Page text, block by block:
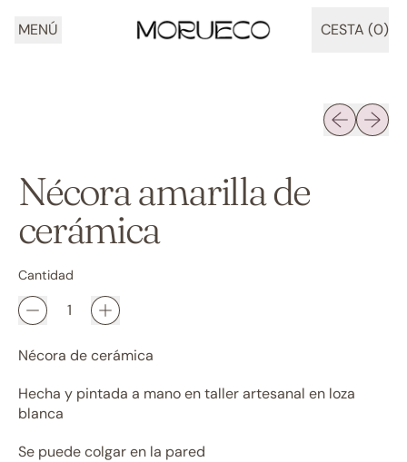
MENÚ CESTA (0)
ARTÍCULOS
Diapositiva
Nécora amarilla de
cerámica
Cantidad
Nécora de cerámica
Hecha y pintada a mano en taller artesanal en loza
blanca
Se puede colgar en la pared